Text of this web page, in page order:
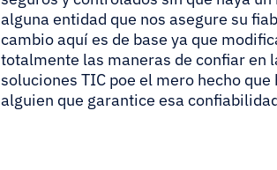
alguna entidad que nos asegure su
cambio aquí es de base ya que
totalmente las maneras de confiar en
soluciones TIC poe el mero hecho que
alguien que garantice esa